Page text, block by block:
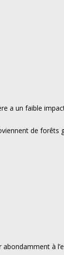
a un faible
de forêts
à